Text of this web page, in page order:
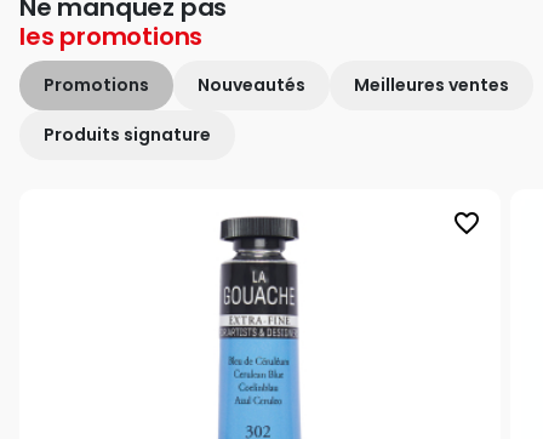
Ne manquez pas
les promotions
Promotions Nouveautés Meilleures ventes
Produits signature
favorite_border